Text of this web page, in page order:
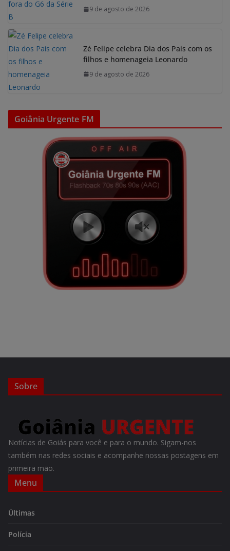
9 de agosto de 2026
Zé Felipe celebra Dia dos Pais com os
filhos e homenageia Leonardo
9 de agosto de 2026
Goiânia Urgente FM
Sobre
Notícias de Goiás para você e para o mundo. Sigam-nos
também nas redes sociais e acompanhe nossas postagens em
primeira mão.
Menu
Últimas
Polícia